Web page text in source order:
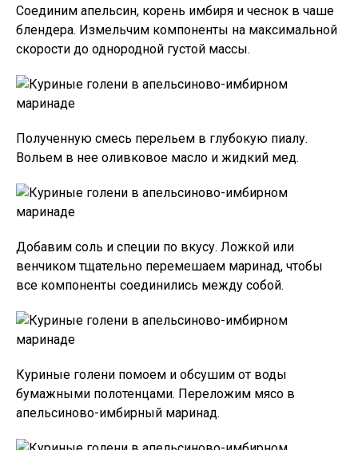
Соединим апельсин, корень имбиря и чеснок в чаше
блендера. Измельчим компоненты на максимальной
скорости до однородной густой массы.
Полученную смесь перельем в глубокую пиалу.
Вольем в нее оливковое масло и жидкий мед.
Добавим соль и специи по вкусу. Ложкой или
венчиком тщательно перемешаем маринад, чтобы
все компоненты соединились между собой.
Куриные голени помоем и обсушим от воды
бумажными полотенцами. Переложим мясо в
апельсиново-имбирный маринад.